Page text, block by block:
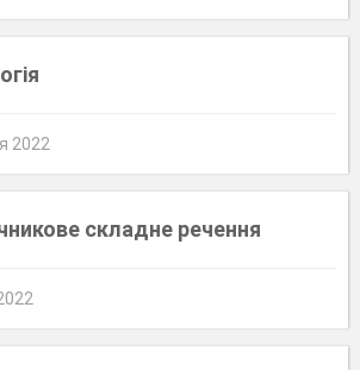
2022
складне речення